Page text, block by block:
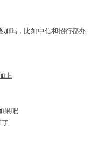
加吗，比如中信和招行都办
上
果吧